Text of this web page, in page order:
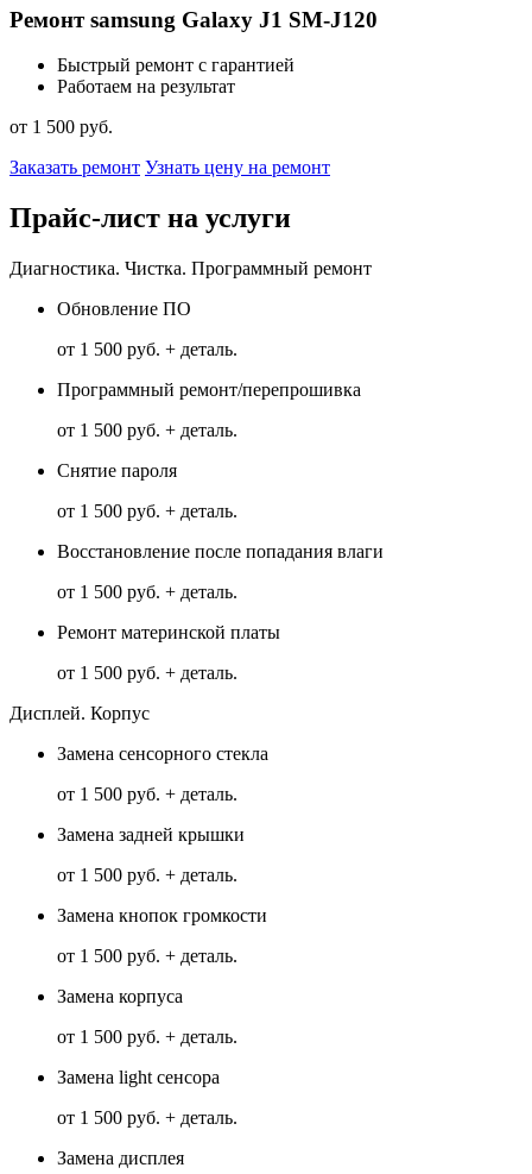
Ремонт samsung Galaxy J1 SM-J120
Быстрый ремонт с гарантией
Работаем на результат
от 1 500 руб.
Заказать ремонт Узнать цену на ремонт
Прайс-лист на услуги
Диагностика. Чистка. Программный ремонт
Обновление ПО
от 1 500 руб. + деталь.
Программный ремонт/перепрошивка
от 1 500 руб. + деталь.
Снятие пароля
от 1 500 руб. + деталь.
Восстановление после попадания влаги
от 1 500 руб. + деталь.
Ремонт материнской платы
от 1 500 руб. + деталь.
Дисплей. Корпус
Замена сенсорного стекла
от 1 500 руб. + деталь.
Замена задней крышки
от 1 500 руб. + деталь.
Замена кнопок громкости
от 1 500 руб. + деталь.
Замена корпуса
от 1 500 руб. + деталь.
Замена light сенсора
от 1 500 руб. + деталь.
Замена дисплея